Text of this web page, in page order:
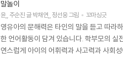
말놀이
윤, 주순진글박채연 정선웅그림 꼬마싱긋
영유아의 문해력은 타인의 말을 듣고 따
한 언어활동이 담겨 있습니다. 학부모의 실
연스럽게 아이의 어휘력과 사고력과 사회